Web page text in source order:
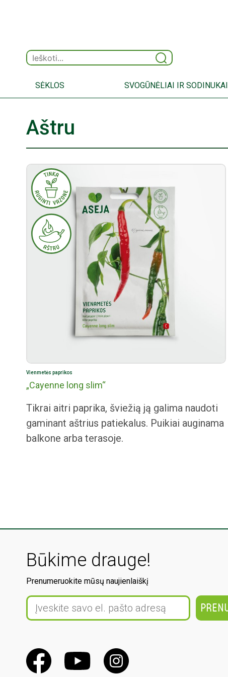
SĖKLOS SVOGŪNĖLIAI IR SODINUKAI
Aštru
Vienmetės paprikos
„Cayenne long slim“
Tikrai aitri paprika, šviežią ją galima naudoti
gaminant aštrius patiekalus. Puikiai auginama
balkone arba terasoje.
Būkime drauge!
Prenumeruokite mūsų naujienlaiškį